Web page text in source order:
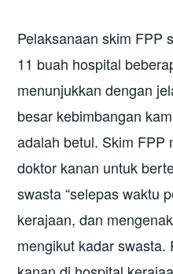
Pelaksanaan skim FPP
11 buah hospital
menunjukkan dengan
besar kebimbangan
adalah betul. Skim FPP
doktor kanan untuk
swasta “selepas waktu
kerajaan, dan
mengikut kadar swasta.